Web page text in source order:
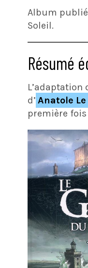
Album
Soleil.
Résumé
L’adaptation
d’ Anatole
première fois